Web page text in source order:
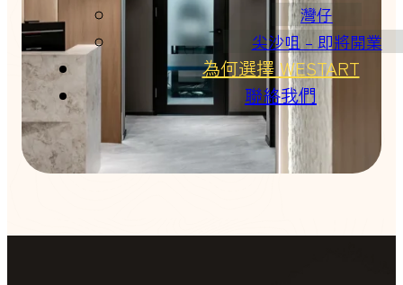
灣仔
尖沙咀 – 即將開業
為何選擇 WESTART
聯絡我們